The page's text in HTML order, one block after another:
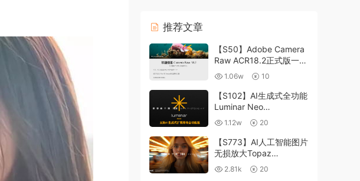
推荐文章
【S50】Adobe Camera
Raw ACR18.2正式版一键
升级包 ACR最新升级包
支持WIN和MAC
1.06w 10
【S102】AI生成式全功能
Luminar Neo
1.24.4(x64)超强修图插件
中文版WIN+MAC含400
个预设
1.12w 20
【S773】AI人工智能图片
无损放大Topaz
Gigapixel AI 8.4.0.1b照
片模糊清晰 PS插件+独立
2.81k 20